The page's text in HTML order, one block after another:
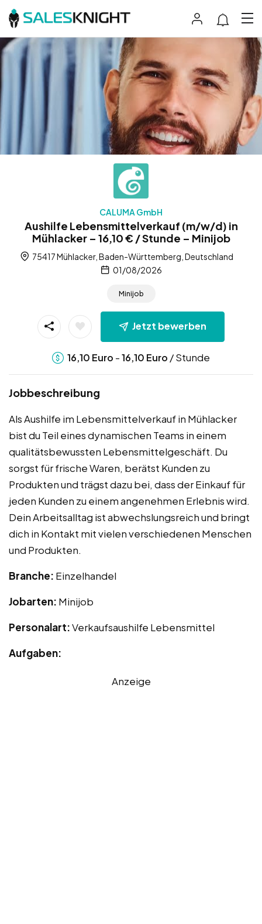
CALUMA GmbH
Aushilfe Lebensmittelverkauf (m/w/d) in
Mühlacker – 16,10 € / Stunde – Minijob
75417 Mühlacker, Baden-Württemberg, Deutschland
01/08/2026
Minijob
Jetzt bewerben
16,10 Euro -16,10 Euro / Stunde
Jobbeschreibung
Als Aushilfe im Lebensmittelverkauf in Mühlacker
bist du Teil eines dynamischen Teams in einem
qualitätsbewussten Lebensmittelgeschäft. Du
sorgst für frische Waren, berätst Kunden zu
Produkten und trägst dazu bei, dass der Einkauf für
jeden Kunden zu einem angenehmen Erlebnis wird.
Dein Arbeitsalltag ist abwechslungsreich und bringt
dich in Kontakt mit vielen verschiedenen Menschen
und Produkten.
Branche: Einzelhandel
Jobarten: Minijob
Personalart:Verkaufsaushilfe Lebensmittel
Aufgaben:
Anzeige